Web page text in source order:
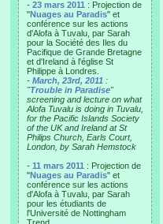
- 23 mars 2011 : Projection de
"Nuages au Paradis" et
conférence sur les actions
d'Alofa à Tuvalu, par Sarah
pour la Société des Iles du
Pacifique de Grande Bretagne
et d'Ireland à l'église St
Philippe à Londres.
- March, 23rd, 2011 :
"Trouble in Paradise"
screening and lecture on what
Alofa Tuvalu is doing in Tuvalu,
for the Pacific Islands Society
of the UK and Ireland at St
Philips Church, Earls Court,
London, by Sarah Hemstock
- 11 mars 2011 : Projection de
"Nuages au Paradis" et
conférence sur les actions
d'Alofa à Tuvalu, par Sarah
pour les étudiants de
l'Université de Nottingham